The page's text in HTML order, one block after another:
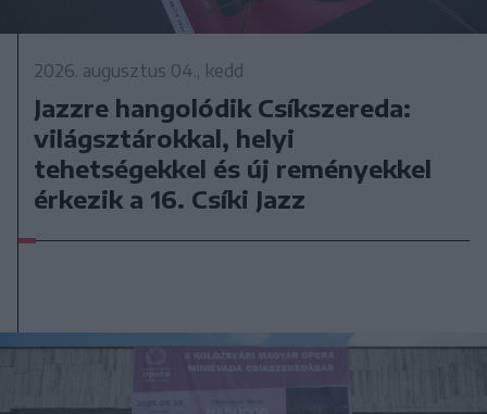
2026. augusztus 04., kedd
Jazzre hangolódik Csíkszereda:
világsztárokkal, helyi
tehetségekkel és új reményekkel
érkezik a 16. Csíki Jazz